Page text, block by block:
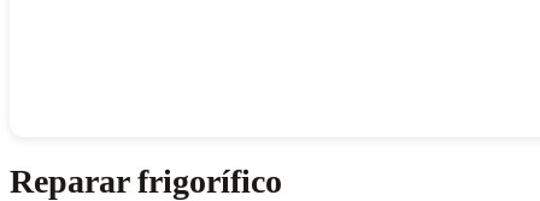
Reparar frigorífico